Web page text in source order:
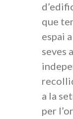
que
espai
seves
a la
per